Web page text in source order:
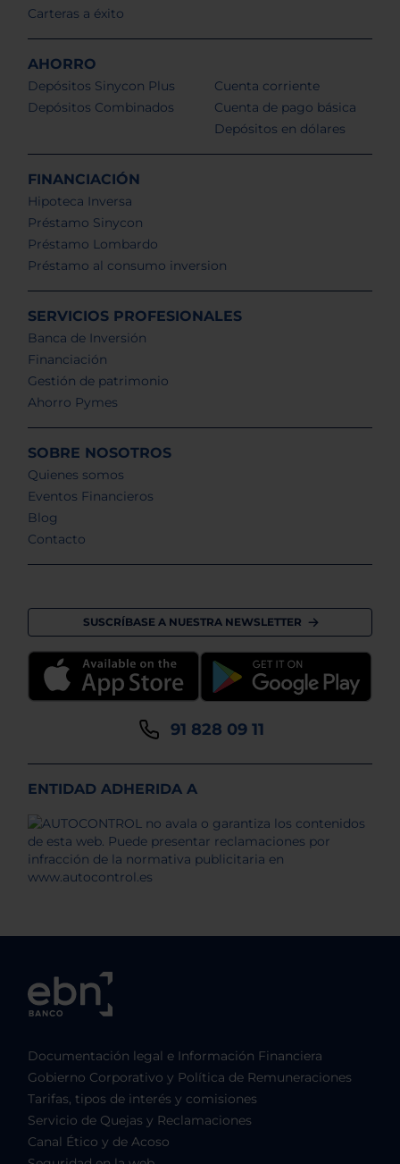
Carteras a éxito
AHORRO
Depósitos Sinycon Plus
Depósitos Combinados
Cuenta corriente
Cuenta de pago básica
Depósitos en dólares
FINANCIACIÓN
Hipoteca Inversa
Préstamo Sinycon
Préstamo Lombardo
Préstamo al consumo inversion
SERVICIOS PROFESIONALES
Banca de Inversión
Financiación
Gestión de patrimonio
Ahorro Pymes
SOBRE NOSOTROS
Quienes somos
Eventos Financieros
Blog
Contacto
SUSCRÍBASE A NUESTRA NEWSLETTER
91 828 09 11
ENTIDAD ADHERIDA A
Documentación legal e Información Financiera
Gobierno Corporativo y Política de Remuneraciones
Tarifas, tipos de interés y comisiones
Servicio de Quejas y Reclamaciones
Canal Ético y de Acoso